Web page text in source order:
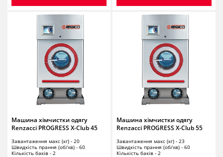
Машина хімчистки одягу
Renzacci PROGRESS X-Club 45
Завантаження макс (кг) - 20
Швидкість прання (об/хв) - 60
Кількість баків - 2
Машина хімчистки одягу
Renzacci PROGRESS X-Club 55
Завантаження макс (кг) - 23
Швидкість прання (об/хв) - 60
Кількість баків - 2